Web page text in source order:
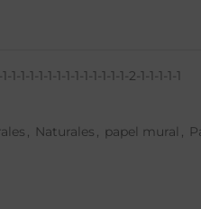
1-1-1-1-1-1-1-1-1-1-1-1-1-2-1-1-1-1-1
, Naturales , papel mural ,